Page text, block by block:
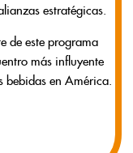
estratégicas.
de este programa
más influyente
bebidas en América.